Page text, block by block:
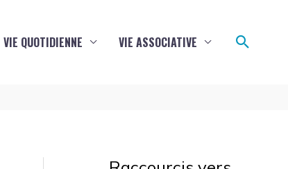
VIE QUOTIDIENNE VIE ASSOCIATIVE